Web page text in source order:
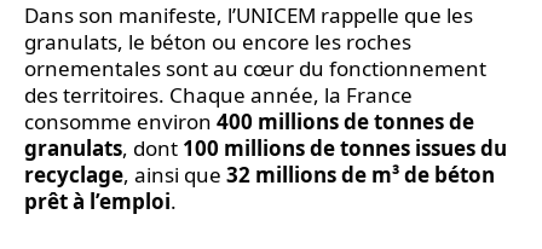
Dans son manifeste, l’UNICEM rappelle que les
granulats, le béton ou encore les roches
ornementales sont au cœur du fonctionnement
des territoires. Chaque année, la France
consomme environ 400 millions de tonnes de
granulats, dont 100 millions de tonnes issues du
recyclage, ainsi que 32 millions de m³ de béton
prêt à l’emploi.